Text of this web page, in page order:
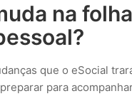
na
que o eSocial
para